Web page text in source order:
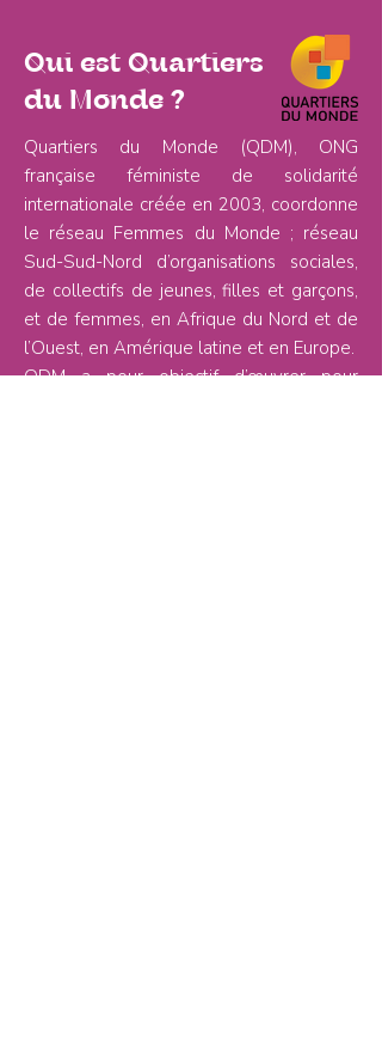
Qui est Quartiers
du Monde ?
Quartiers du Monde (QDM), ONG
française féministe de solidarité
internationale créée en 2003, coordonne
le réseau Femmes du Monde ; réseau
Sud-Sud-Nord d’organisations sociales,
de collectifs de jeunes, filles et garçons,
et de femmes, en Afrique du Nord et de
l’Ouest, en Amérique latine et en Europe.
QDM a pour objectif d’œuvrer pour